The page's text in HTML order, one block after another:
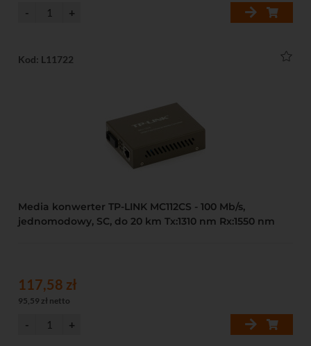
Kod: L11722
Media konwerter TP-LINK MC112CS - 100 Mb/s,
jednomodowy, SC, do 20 km Tx:1310 nm Rx:1550 nm
117,58 zł
95,59 zł netto